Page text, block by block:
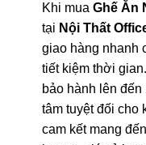
Khi mua Ghế Ăn
tại Nội Thất
giao hàng nhanh
tiết kiệm thời
bảo hành lên
tâm tuyệt đối cho
cam kết mang